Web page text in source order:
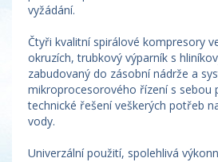
vyžádání.
Čtyři kvalitní spirálové kompresory
okruzích, trubkový výparník s
zabudovaný do zásobní nádrže a
mikroprocesorového řízení s sebou
technické řešení veškerých potřeb
vody.
Univerzální použití, spolehlivá